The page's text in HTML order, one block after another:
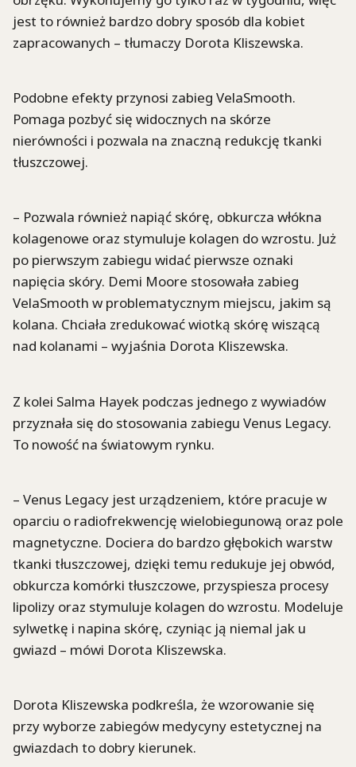
jest to również bardzo dobry sposób dla kobiet
zapracowanych – tłumaczy Dorota Kliszewska.
Podobne efekty przynosi zabieg VelaSmooth.
Pomaga pozbyć się widocznych na skórze
nierówności i pozwala na znaczną redukcję tkanki
tłuszczowej.
– Pozwala również napiąć skórę, obkurcza włókna
kolagenowe oraz stymuluje kolagen do wzrostu. Już
po pierwszym zabiegu widać pierwsze oznaki
napięcia skóry. Demi Moore stosowała zabieg
VelaSmooth w problematycznym miejscu, jakim są
kolana. Chciała zredukować wiotką skórę wiszącą
nad kolanami – wyjaśnia Dorota Kliszewska.
Z kolei Salma Hayek podczas jednego z wywiadów
przyznała się do stosowania zabiegu Venus Legacy.
To nowość na światowym rynku.
– Venus Legacy jest urządzeniem, które pracuje w
oparciu o radiofrekwencję wielobiegunową oraz pole
magnetyczne. Dociera do bardzo głębokich warstw
tkanki tłuszczowej, dzięki temu redukuje jej obwód,
obkurcza komórki tłuszczowe, przyspiesza procesy
lipolizy oraz stymuluje kolagen do wzrostu. Modeluje
sylwetkę i napina skórę, czyniąc ją niemal jak u
gwiazd – mówi Dorota Kliszewska.
Dorota Kliszewska podkreśla, że wzorowanie się
przy wyborze zabiegów medycyny estetycznej na
gwiazdach to dobry kierunek.